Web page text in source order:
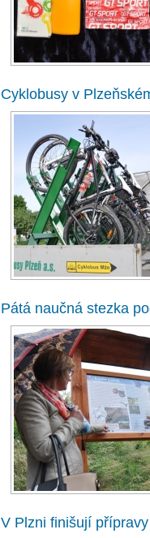
Cyklobusy v
Pátá naučná stezka
V Plzni finišují